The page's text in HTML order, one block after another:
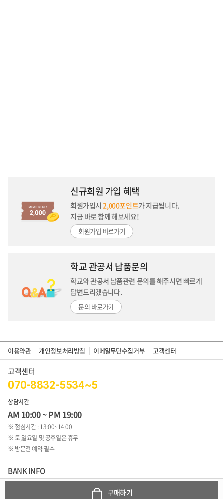
구매하기
신규회원 가입 혜택
회원가입시2,000포인트가 지급됩니다.
지금 바로 함께 해보세요!
회원가입 바로가기
학교 관공서 납품문의
학교와 관공서 납품관련 문의를 해주시면 빠르게
답변드리겠습니다.
문의 바로가기
이용약관 개인정보처리방침 이메일무단수집거부 고객센터
고객센터
070-8832-5534~5
상담시간
AM 10:00 ~ PM 19:00
※ 점심시간 : 13:00~14:00
※ 토,일요일 및 공휴일은 휴무
※ 방문전 예약 필수
BANK INFO
349401-04-277713